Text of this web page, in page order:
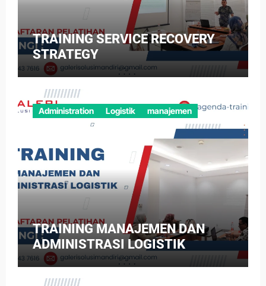
TRAINING SERVICE RECOVERY
STRATEGY
Administration Logistik manajemen
TRAINING MANAJEMEN DAN
ADMINISTRASI LOGISTIK